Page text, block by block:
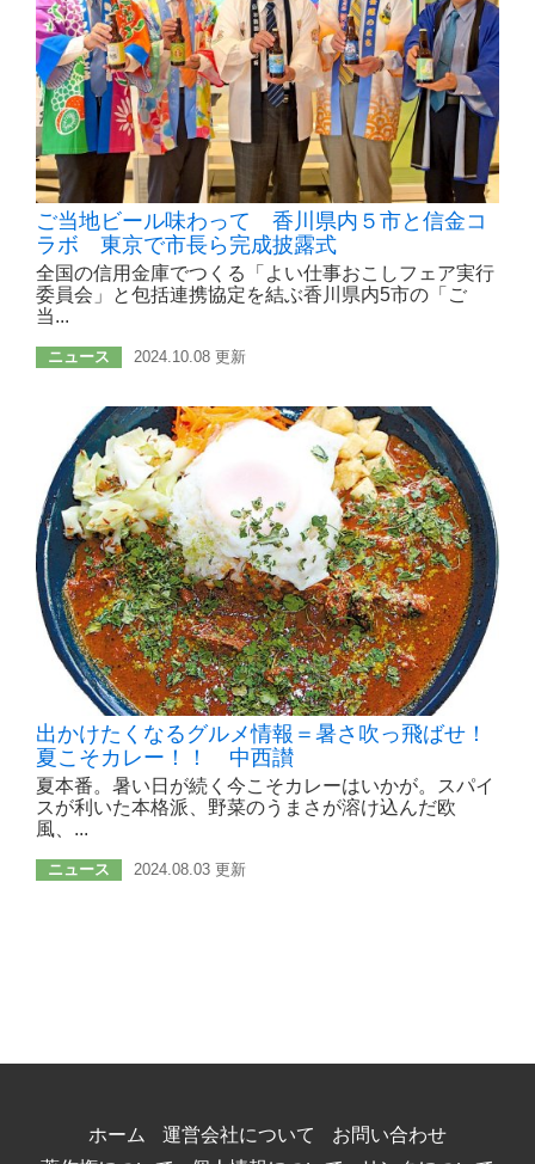
ご当地ビール味わって 香川県内５市と信金コ
ラボ 東京で市長ら完成披露式
全国の信用金庫でつくる「よい仕事おこしフェア実行
委員会」と包括連携協定を結ぶ香川県内5市の「ご
当...
ニュース 2024.10.08 更新
出かけたくなるグルメ情報＝暑さ吹っ飛ばせ！
夏こそカレー！！ 中西讃
夏本番。暑い日が続く今こそカレーはいかが。スパイ
スが利いた本格派、野菜のうまさが溶け込んだ欧
風、...
ニュース 2024.08.03 更新
ホーム 運営会社について
お問い合わせ